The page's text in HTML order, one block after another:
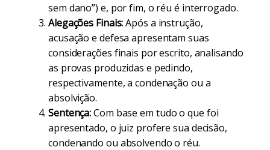
sem dano”) e, por fim, o réu é interrogado.
Alegações Finais:Após a instrução,
acusação e defesa apresentam suas
considerações finais por escrito, analisando
as provas produzidas e pedindo,
respectivamente, a condenação ou a
absolvição.
Sentença:Com base em tudo o que foi
apresentado, o juiz profere sua decisão,
condenando ou absolvendo o réu.